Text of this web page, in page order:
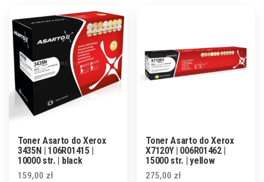
Toner Asarto do Xerox
3435N | 106R01415 |
10000 str. | black
159,00 zł
Toner Asarto do Xerox
X7120Y | 006R01462 |
15000 str. | yellow
275,00 zł